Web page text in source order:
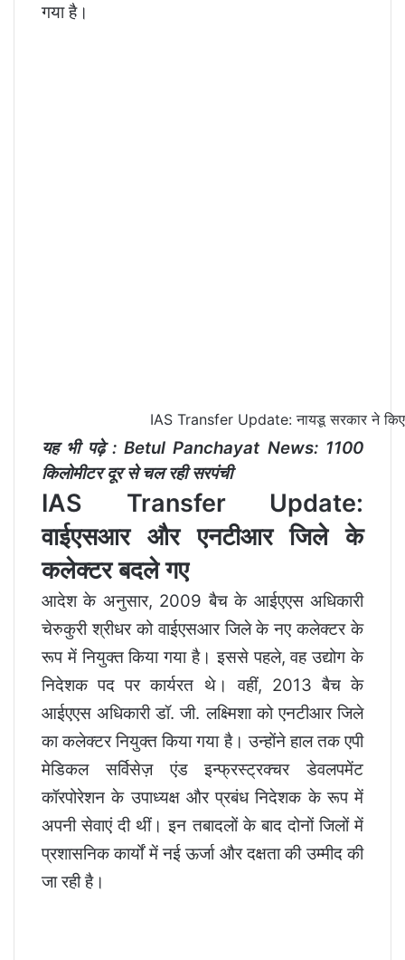
गया है।
IAS Transfer Update: नायडू सरकार ने
यह भी पढ़े :Betul Panchayat News: 1100
किलोमीटर दूर से चल रही सरपंची
IAS Transfer Update:
वाईएसआर और एनटीआर जिले के
कलेक्टर बदले गए
आदेश के अनुसार, 2009 बैच के आईएएस अधिकारी
चेरुकुरी श्रीधर को वाईएसआर जिले के नए कलेक्टर के
रूप में नियुक्त किया गया है। इससे पहले, वह उद्योग के
निदेशक पद पर कार्यरत थे। वहीं, 2013 बैच के
आईएएस अधिकारी डॉ. जी. लक्ष्मिशा को एनटीआर जिले
का कलेक्टर नियुक्त किया गया है। उन्होंने हाल तक एपी
मेडिकल सर्विसेज़ एंड इन्फ्रस्ट्रक्चर डेवलपमेंट
कॉरपोरेशन के उपाध्यक्ष और प्रबंध निदेशक के रूप में
अपनी सेवाएं दी थीं। इन तबादलों के बाद दोनों जिलों में
प्रशासनिक कार्यों में नई ऊर्जा और दक्षता की उम्मीद की
जा रही है।